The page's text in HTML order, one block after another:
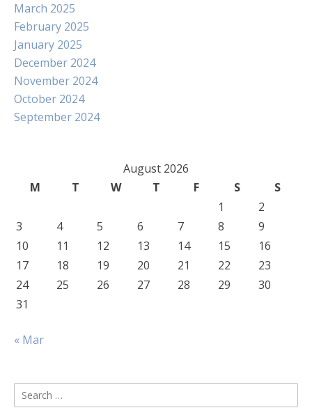
March 2025
February 2025
January 2025
December 2024
November 2024
October 2024
September 2024
August 2026
M
T W T F S
S
1
2
3
4 5 6 7 8
9
10
11 12 13 14 15
16
17
18 19 20 21 22
23
24
25 26 27 28 29
30
31
« Mar
Search
for: